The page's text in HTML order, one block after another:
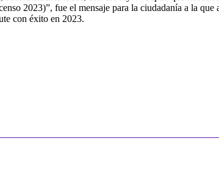
2023)”, fue el mensaje para la ciudadanía a la
con éxito en 2023.